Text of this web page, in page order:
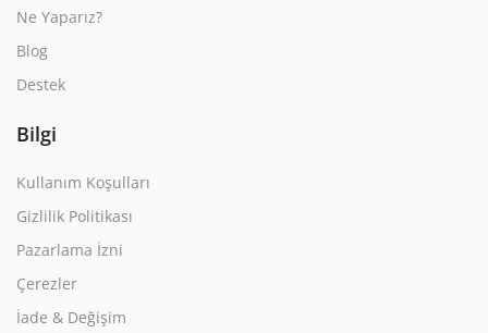
Ne Yaparız?
Blog
Destek
Bilgi
Kullanım Koşulları
Gizlilik Politikası
Pazarlama İzni
Çerezler
İade & Değişim